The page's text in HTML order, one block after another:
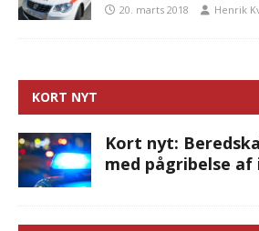
20. marts 2018 Henrik
KORT NYT
Kort nyt:
med pågribelse